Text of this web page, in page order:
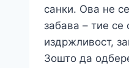
санки. Ова не
забава – тие
издржливост,
Зошто да